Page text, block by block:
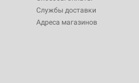
Службы доставки
Адреса магазинов